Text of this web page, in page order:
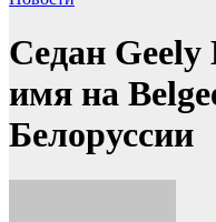
Седан
имя на
Белоруссии